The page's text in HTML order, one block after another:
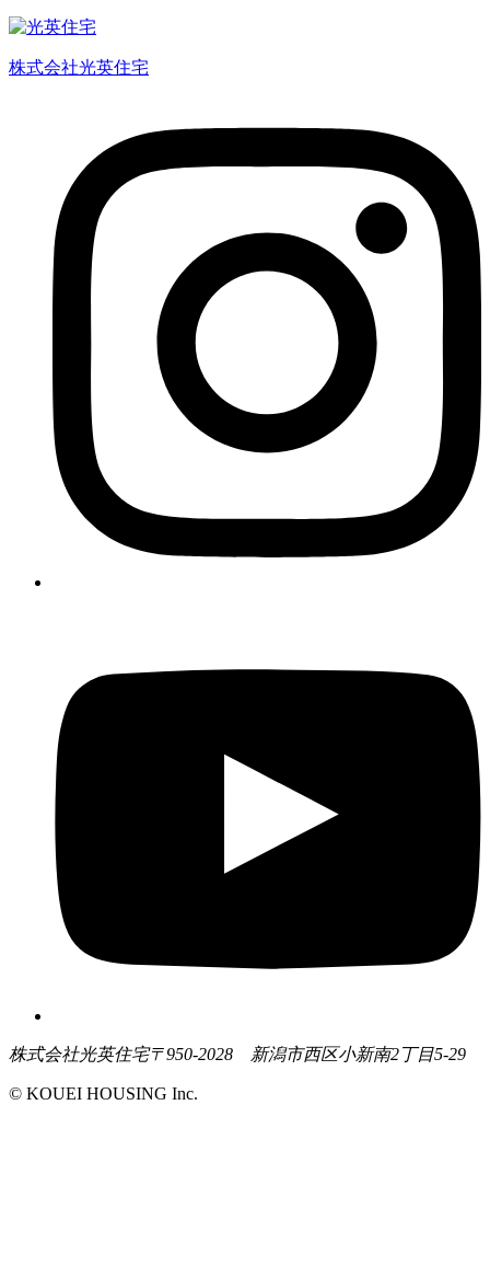
株式会社光英住宅
株式会社光英住宅〒950-2028 新潟市西区小新南2丁目5-29
© KOUEI HOUSING Inc.